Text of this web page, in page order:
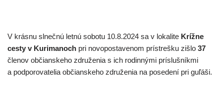
V krásnu slnečnú letnú sobotu 10.8.2024 sa v lokalite Krížne
cesty v Kurimanoch pri novopostavenom prístrešku zišlo 37
členov občianskeho združenia s ich rodinnými príslušníkmi
a podporovatelia občianskeho združenia na posedení pri guľáši.